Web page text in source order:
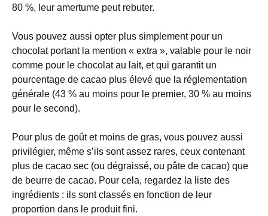
80 %, leur amertume peut rebuter.
Vous pouvez aussi opter plus simplement pour un
chocolat portant la mention « extra », valable pour le noir
comme pour le chocolat au lait, et qui garantit un
pourcentage de cacao plus élevé que la réglementation
générale (43 % au moins pour le premier, 30 % au moins
pour le second).
Pour plus de goût et moins de gras, vous pouvez aussi
privilégier, même s’ils sont assez rares, ceux contenant
plus de cacao sec (ou dégraissé, ou pâte de cacao) que
de beurre de cacao. Pour cela, regardez la liste des
ingrédients : ils sont classés en fonction de leur
proportion dans le produit fini.